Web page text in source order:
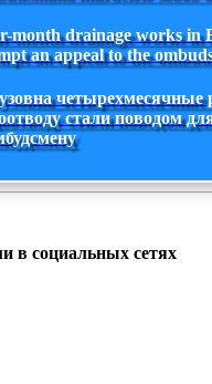
month drainage works in
an appeal to the
четырехмесячные
стали поводом
в социальных сетях